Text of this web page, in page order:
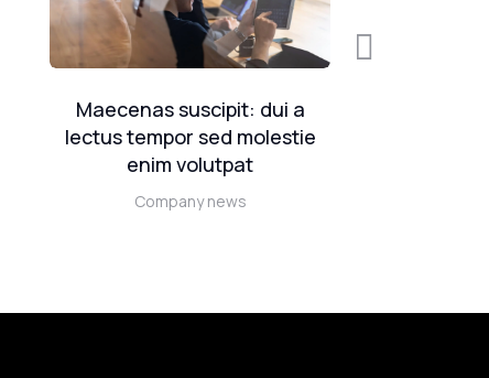
Maecenas suscipit: dui a
lectus tempor sed molestie
enim volutpat
Company news